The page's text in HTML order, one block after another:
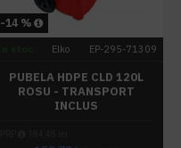
-14 %
Elko EP-295-71309
PUBELA HDPE CLD 120L
ROSU - TRANSPORT
INCLUS